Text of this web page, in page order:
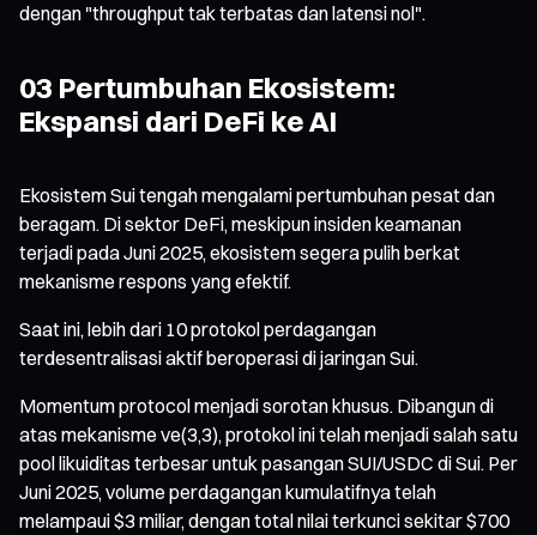
dengan "throughput tak terbatas dan latensi nol".
03 Pertumbuhan Ekosistem:
Ekspansi dari DeFi ke AI
Ekosistem Sui tengah mengalami pertumbuhan pesat dan
beragam. Di sektor DeFi, meskipun insiden keamanan
terjadi pada Juni 2025, ekosistem segera pulih berkat
mekanisme respons yang efektif.
Saat ini, lebih dari 10 protokol perdagangan
terdesentralisasi aktif beroperasi di jaringan Sui.
Momentum protocol menjadi sorotan khusus. Dibangun di
atas mekanisme ve(3,3), protokol ini telah menjadi salah satu
pool likuiditas terbesar untuk pasangan SUI/USDC di Sui. Per
Juni 2025, volume perdagangan kumulatifnya telah
melampaui $3 miliar, dengan total nilai terkunci sekitar $700